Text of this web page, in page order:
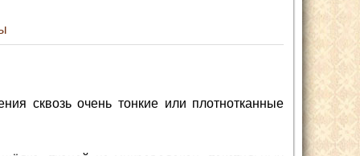
сквозь очень тонкие или плотнотканные